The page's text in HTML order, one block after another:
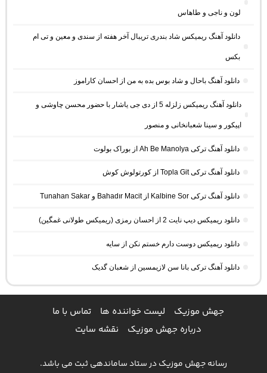
لون و ناجی و طاهاس
دانلود آهنگ ریمیکس شاد بندری تریبال آخر هفته از سندی و معین و تی ام
بکس
دانلود آهنگ باحال و شاد بوس بده به من از احسان کاراموز
دانلود آهنگ ریمیکس زلزله 5 از دی جی یاشار با حضور محسن چاوشی و
اپیکور و سینا شعبانخانی و منصور
دانلود آهنگ ترکی Ah Be Manolya از بوراک بولوت
دانلود آهنگ ترکی Topla Git از کورتولوش کوش
دانلود آهنگ ترکی Kalbine Sor از Bahadır Macit و Tunahan Sakar
دانلود ریمیکس دیپ نایت 2 از احسان رمزی (ریمیکس طولانی غمگین)
دانلود ریمیکس دوست دارم خستم نکن از سایه
دانلود آهنگ ترکی بانا سن لازیمسین از شعبان گدیک
جهش موزیک لیست خواننده ها
تماس با ما
درباره جهش موزیک
نقشه سایت
رسانه جهش موزیک در ستاد ساماندهی ثبت می باشد.